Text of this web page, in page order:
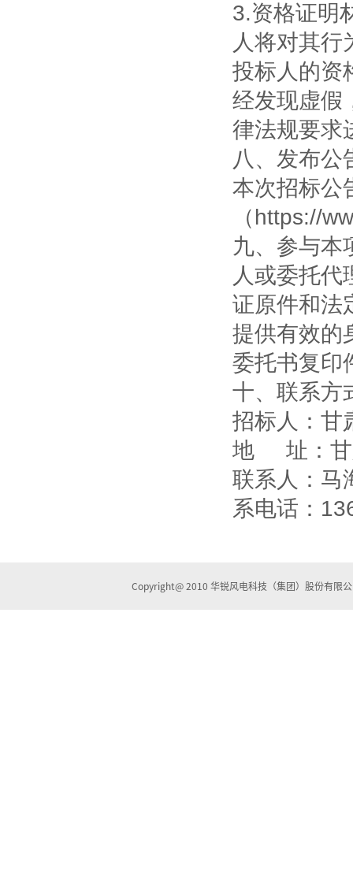
3.资格证明
人将对其行
投标人的资
经发现虚假
律法规要求
八、发布公
本次招标公
（https://
九、参与本
人或委托代
证原件和法
提供有效的
委托书复印
十、联系方
招标人：甘
地 址：甘
联系人：马
系电话：
Copyright@ 2010 华锐风电科技（集团）股份有限